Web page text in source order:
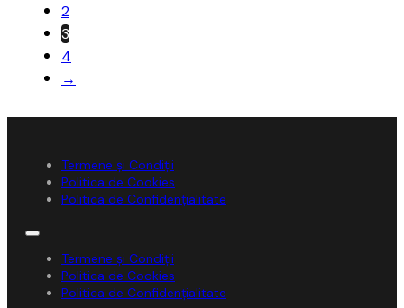
2
3
4
→
Termene și Condiții
Politica de Cookies
Politica de Confidențialitate
Termene și Condiții
Politica de Cookies
Politica de Confidențialitate